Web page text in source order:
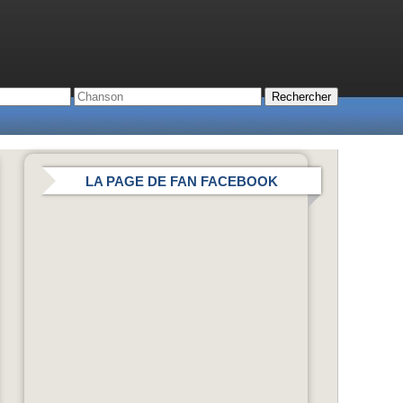
LA PAGE DE FAN FACEBOOK